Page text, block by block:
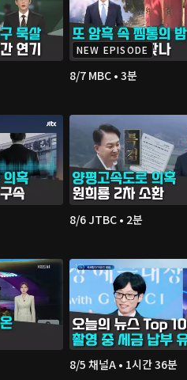
NEW EPISODE
8/7 MBC • 3분
8/6 JTBC • 2분
8/5 채널A • 1시간 36분